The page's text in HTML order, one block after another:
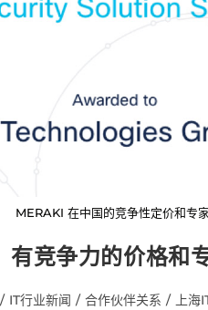
MERAKI 在中国的竞争性定价和专
竞争力的价格和
/ IT行业新闻 / 合作伙伴关系 / 上海